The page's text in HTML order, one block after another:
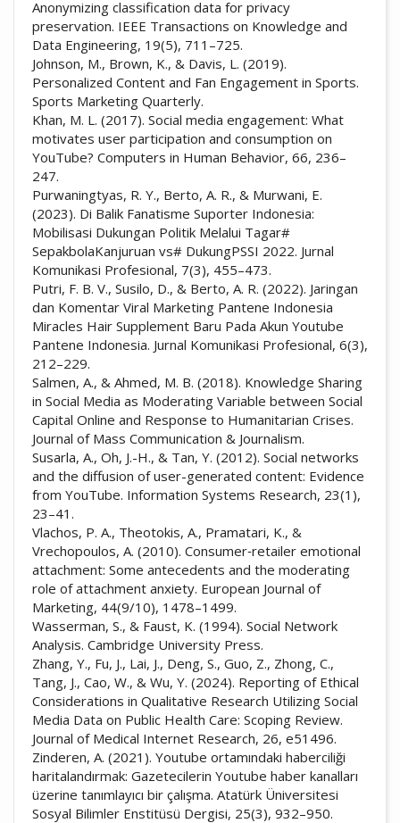
Anonymizing classification data for privacy
preservation. IEEE Transactions on Knowledge and
Data Engineering, 19(5), 711–725.
Johnson, M., Brown, K., & Davis, L. (2019).
Personalized Content and Fan Engagement in Sports.
Sports Marketing Quarterly.
Khan, M. L. (2017). Social media engagement: What
motivates user participation and consumption on
YouTube? Computers in Human Behavior, 66, 236–
247.
Purwaningtyas, R. Y., Berto, A. R., & Murwani, E.
(2023). Di Balik Fanatisme Suporter Indonesia:
Mobilisasi Dukungan Politik Melalui Tagar#
SepakbolaKanjuruan vs# DukungPSSI 2022. Jurnal
Komunikasi Profesional, 7(3), 455–473.
Putri, F. B. V., Susilo, D., & Berto, A. R. (2022). Jaringan
dan Komentar Viral Marketing Pantene Indonesia
Miracles Hair Supplement Baru Pada Akun Youtube
Pantene Indonesia. Jurnal Komunikasi Profesional, 6(3),
212–229.
Salmen, A., & Ahmed, M. B. (2018). Knowledge Sharing
in Social Media as Moderating Variable between Social
Capital Online and Response to Humanitarian Crises.
Journal of Mass Communication & Journalism.
Susarla, A., Oh, J.-H., & Tan, Y. (2012). Social networks
and the diffusion of user-generated content: Evidence
from YouTube. Information Systems Research, 23(1),
23–41.
Vlachos, P. A., Theotokis, A., Pramatari, K., &
Vrechopoulos, A. (2010). Consumer‐retailer emotional
attachment: Some antecedents and the moderating
role of attachment anxiety. European Journal of
Marketing, 44(9/10), 1478–1499.
Wasserman, S., & Faust, K. (1994). Social Network
Analysis. Cambridge University Press.
Zhang, Y., Fu, J., Lai, J., Deng, S., Guo, Z., Zhong, C.,
Tang, J., Cao, W., & Wu, Y. (2024). Reporting of Ethical
Considerations in Qualitative Research Utilizing Social
Media Data on Public Health Care: Scoping Review.
Journal of Medical Internet Research, 26, e51496.
Zinderen, A. (2021). Youtube ortamındaki haberciliği
haritalandırmak: Gazetecilerin Youtube haber kanalları
üzerine tanımlayıcı bir çalışma. Atatürk Üniversitesi
Sosyal Bilimler Enstitüsü Dergisi, 25(3), 932–950.